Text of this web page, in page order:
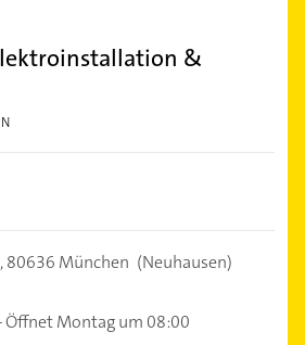
&
80636 München (Neuhausen)
Öffnet Montag um 08:00